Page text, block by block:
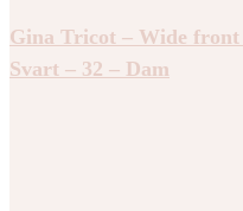
Gina Tricot – Wide front
Svart – 32 – Dam